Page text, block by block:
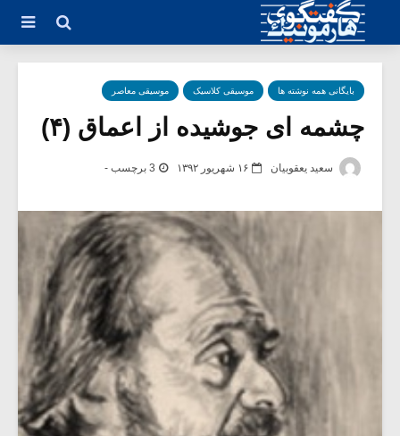
بایگانی همه نوشته ها موسیقی کلاسیک موسیقی معاصر
چشمه ای جوشیده از اعماق (۴)
سعید یعقوبیان ۱۶ شهریور ۱۳۹۲ 3 برچسب -